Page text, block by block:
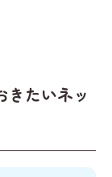
きたいネッ